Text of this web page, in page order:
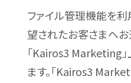
ファイル管理機能を利
望されたお客さまへ
「Kairos3 Marketing
ます。「Kairos3